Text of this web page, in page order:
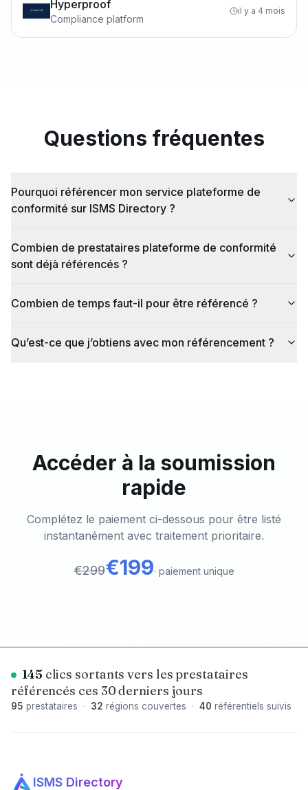
Hyperproof
Compliance platform
il y a 4 mois
Questions fréquentes
Pourquoi référencer mon service plateforme de
conformité sur ISMS Directory ?
Combien de prestataires plateforme de conformité
sont déjà référencés ?
Combien de temps faut-il pour être référencé ?
Qu’est-ce que j’obtiens avec mon référencement ?
Accéder à la soumission
rapide
Complétez le paiement ci-dessous pour être listé
instantanément avec traitement prioritaire.
€299€199· paiement unique
145 clics sortants vers les prestataires
référencés ces 30 derniers jours
95 prestataires · 32 régions couvertes · 40 référentiels suivis
ISMS Directory